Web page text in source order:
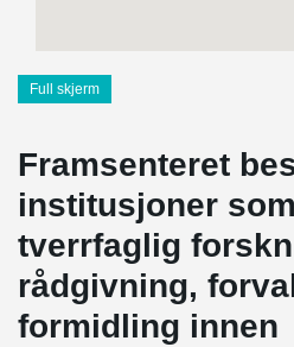
Full skjerm
Framsenteret
institusjoner
tverrfaglig
rådgivning,
formidling innen